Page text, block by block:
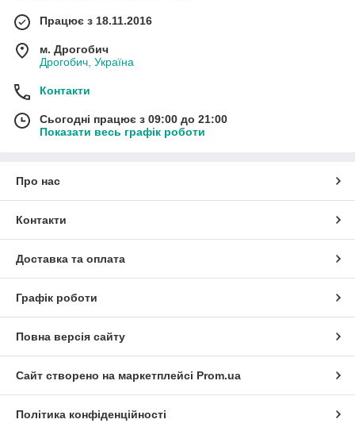
Працює з 18.11.2016
м. Дрогобич
Дрогобич, Україна
Контакти
Сьогодні працює з 09:00 до 21:00
Показати весь графік роботи
Про нас
Контакти
Доставка та оплата
Графік роботи
Повна версія сайту
Сайт створено на маркетплейсі Prom.ua
Політика конфіденційності